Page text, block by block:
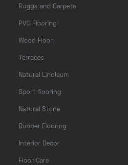
Ruggs and Carpets
PVC Flooring
Wood Floor
Terraces
Natural Linoleum
Sport flooring
Natural Stone
Rubber Flooring
Interior Decor
Floor Care